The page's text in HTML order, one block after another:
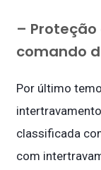
–
comando
Por último
classificada
com